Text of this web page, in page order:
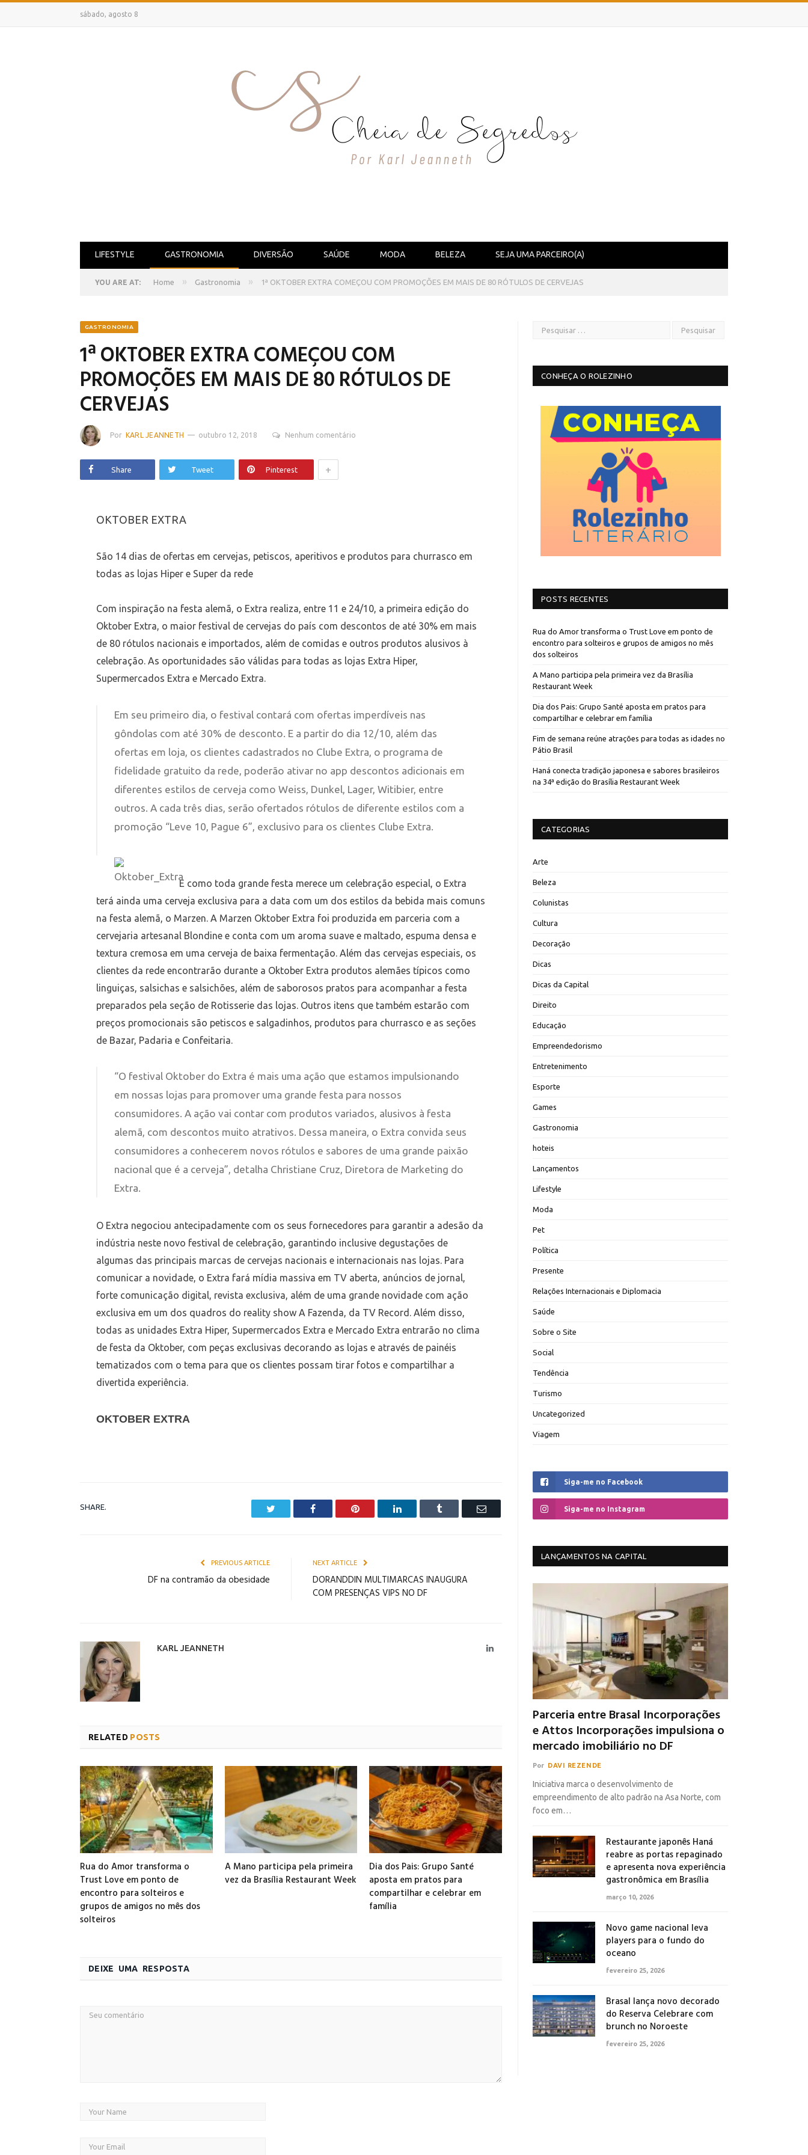
sábado, agosto 8
LIFESTYLE GASTRONOMIA DIVERSÃO SAÚDE MODA BELEZA SEJA UMA PARCEIRO(A)
YOU ARE AT: Home » Gastronomia » 1ª OKTOBER EXTRA COMEÇOU COM PROMOÇÕES EM MAIS DE 80 RÓTULOS DE CERVEJAS
GASTRONOMIA
1ª OKTOBER EXTRA COMEÇOU COM
PROMOÇÕES EM MAIS DE 80 RÓTULOS DE
CERVEJAS
Por KARL JEANNETH outubro 12, 2018 Nenhum comentário
Share Tweet Pinterest +
OKTOBER EXTRA
São 14 dias de ofertas em cervejas, petiscos, aperitivos e produtos para churrasco em
todas as lojas Hiper e Super da rede
Com inspiração na festa alemã, o Extra realiza, entre 11 e 24/10, a primeira edição do
Oktober Extra, o maior festival de cervejas do país com descontos de até 30% em mais
de 80 rótulos nacionais e importados, além de comidas e outros produtos alusivos à
celebração. As oportunidades são válidas para todas as lojas Extra Hiper,
Supermercados Extra e Mercado Extra.
Em seu primeiro dia, o festival contará com ofertas imperdíveis nas
gôndolas com até 30% de desconto. E a partir do dia 12/10, além das
ofertas em loja, os clientes cadastrados no Clube Extra, o programa de
fidelidade gratuito da rede, poderão ativar no app descontos adicionais em
diferentes estilos de cerveja como Weiss, Dunkel, Lager, Witibier, entre
outros. A cada três dias, serão ofertados rótulos de diferente estilos com a
promoção “Leve 10, Pague 6”, exclusivo para os clientes Clube Extra.
E como toda grande festa merece um celebração especial, o Extra
terá ainda uma cerveja exclusiva para a data com um dos estilos da bebida mais comuns
na festa alemã, o Marzen. A Marzen Oktober Extra foi produzida em parceria com a
cervejaria artesanal Blondine e conta com um aroma suave e maltado, espuma densa e
textura cremosa em uma cerveja de baixa fermentação. Além das cervejas especiais, os
clientes da rede encontrarão durante a Oktober Extra produtos alemães típicos como
linguiças, salsichas e salsichões, além de saborosos pratos para acompanhar a festa
preparados pela seção de Rotisserie das lojas. Outros itens que também estarão com
preços promocionais são petiscos e salgadinhos, produtos para churrasco e as seções
de Bazar, Padaria e Confeitaria.
“O festival Oktober do Extra é mais uma ação que estamos impulsionando
em nossas lojas para promover uma grande festa para nossos
consumidores. A ação vai contar com produtos variados, alusivos à festa
alemã, com descontos muito atrativos. Dessa maneira, o Extra convida seus
consumidores a conhecerem novos rótulos e sabores de uma grande paixão
nacional que é a cerveja”, detalha Christiane Cruz, Diretora de Marketing do
Extra.
O Extra negociou antecipadamente com os seus fornecedores para garantir a adesão da
indústria neste novo festival de celebração, garantindo inclusive degustações de
algumas das principais marcas de cervejas nacionais e internacionais nas lojas. Para
comunicar a novidade, o Extra fará mídia massiva em TV aberta, anúncios de jornal,
forte comunicação digital, revista exclusiva, além de uma grande novidade com ação
exclusiva em um dos quadros do reality show A Fazenda, da TV Record. Além disso,
todas as unidades Extra Hiper, Supermercados Extra e Mercado Extra entrarão no clima
de festa da Oktober, com peças exclusivas decorando as lojas e através de painéis
tematizados com o tema para que os clientes possam tirar fotos e compartilhar a
divertida experiência.
OKTOBER EXTRA
SHARE. Facebook Pinterest LinkedIn Tumblr Email
PREVIOUS ARTICLE
DF na contramão da obesidade
NEXT ARTICLE
DORANDDIN MULTIMARCAS INAUGURA
COM PRESENÇAS VIPS NO DF
KARL JEANNETH LinkedIn
RELATED POSTS
Rua do Amor transforma o
Trust Love em ponto de
encontro para solteiros e
grupos de amigos no mês dos
solteiros
A Mano participa pela primeira
vez da Brasília Restaurant Week
Dia dos Pais: Grupo Santé
aposta em pratos para
compartilhar e celebrar em
família
DEIXE UMA RESPOSTA
CONHEÇA O ROLEZINHO
POSTS RECENTES
Rua do Amor transforma o Trust Love em ponto de
encontro para solteiros e grupos de amigos no mês
dos solteiros
A Mano participa pela primeira vez da Brasília
Restaurant Week
Dia dos Pais: Grupo Santé aposta em pratos para
compartilhar e celebrar em família
Fim de semana reúne atrações para todas as idades no
Pátio Brasil
Haná conecta tradição japonesa e sabores brasileiros
na 34ª edição do Brasília Restaurant Week
CATEGORIAS
Arte
Beleza
Colunistas
Cultura
Decoração
Dicas
Dicas da Capital
Direito
Educação
Empreendedorismo
Entretenimento
Esporte
Games
Gastronomia
hoteis
Lançamentos
Lifestyle
Moda
Pet
Política
Presente
Relações Internacionais e Diplomacia
Saúde
Sobre o Site
Social
Tendência
Turismo
Uncategorized
Viagem
Siga-me no Facebook
Siga-me no Instagram
LANÇAMENTOS NA CAPITAL
Parceria entre Brasal Incorporações
e Attos Incorporações impulsiona o
mercado imobiliário no DF
Por DAVI REZENDE
Iniciativa marca o desenvolvimento de
empreendimento de alto padrão na Asa Norte, com
foco em…
Restaurante japonês Haná
reabre as portas repaginado
e apresenta nova experiência
gastronômica em Brasília
março 10, 2026
Novo game nacional leva
players para o fundo do
oceano
fevereiro 25, 2026
Brasal lança novo decorado
do Reserva Celebrare com
brunch no Noroeste
fevereiro 25, 2026